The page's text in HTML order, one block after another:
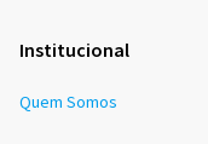
Institucional
Quem Somos